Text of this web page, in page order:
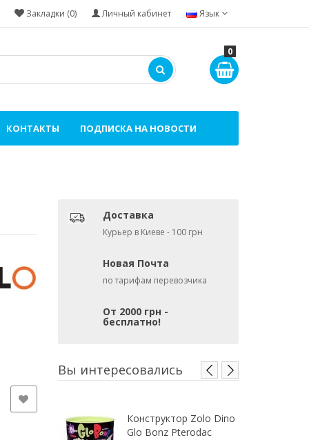
Язык
Личный кабинет
Закладки (0)
0
КОНТАКТЫ ПОДПИСКА НА НОВОСТИ
Доставка
Курьер в Киеве - 100 грн
Новая Почта
по тарифам перевозчика
От 2000 грн -
бесплатно!
Вы интересовались
Конструктор Zolo Dino
Glo Bonz Pterodac